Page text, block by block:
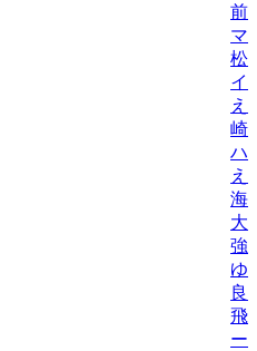
前
マ
松
イ
え
崎
ハ
え
海
大
強/
ゆ
良
飛
ー